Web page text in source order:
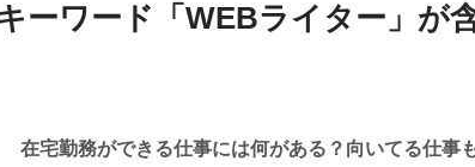
ーワード「WEBライター」が
在宅勤務ができる仕事には何がある？向いてる仕事